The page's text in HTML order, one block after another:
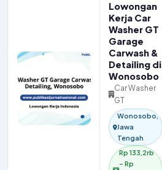
Lowongan
Kerja Car
Washer GT
Garage
Carwash &
Detailing di
Wonosobo
Car Washer
GT
Wonosobo,
Jawa
Tengah
Rp 133,2rb
– Rp